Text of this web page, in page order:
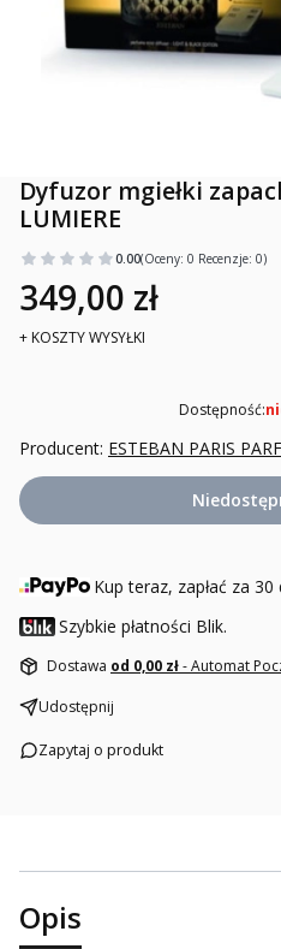
Dyfuzor mgiełki
LUMIERE
0.00(Oceny: 0 Recenzje: 0)
349,00 zł
+ KOSZTY WYSYŁKI
Dostępność:
Producent: ESTEBAN PARIS
Kup teraz, zapłać za 30
Szybkie płatności Blik.
Dostawa od 0,00 zł- Automat
Udostępnij
Zapytaj o produkt
Opis